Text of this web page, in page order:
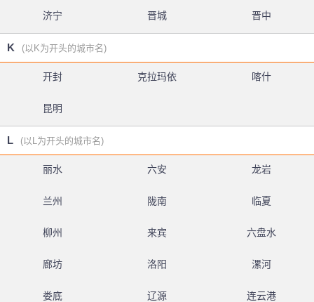
济宁 晋城 晋中
K (以K为开头的城市名)
开封 克拉玛依 喀什
昆明
L (以L为开头的城市名)
丽水 六安 龙岩
兰州 陇南 临夏
柳州 来宾 六盘水
廊坊 洛阳 漯河
娄底 辽源 连云港